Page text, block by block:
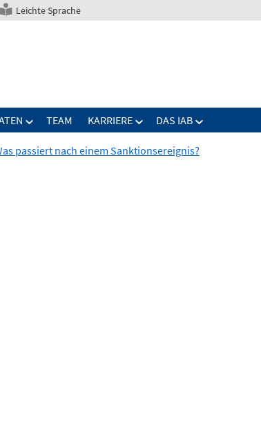
Leichte Sprache
TEAM KARRIERE DAS IAB
passiert nach einem Sanktionsereignis?